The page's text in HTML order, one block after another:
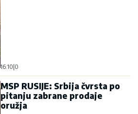
16:10 0
MSP RUSIJE: Srbija čvrsta po
pitanju zabrane prodaje
oružja